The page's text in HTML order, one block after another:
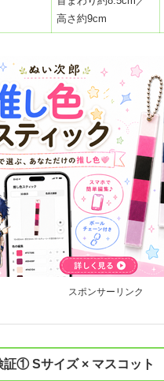
高さ約9cm
スポンサーリンク
証① Sサイズ × マスコット